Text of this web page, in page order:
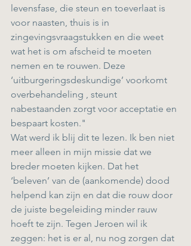
levensfase, die steun en toeverlaat is
voor naasten, thuis is in
zingevingsvraagstukken en die weet
wat het is om afscheid te moeten
nemen en te rouwen. Deze
‘uitburgeringsdeskundige’ voorkomt
overbehandeling , steunt
nabestaanden zorgt voor acceptatie en
bespaart kosten."
Wat werd ik blij dit te lezen. Ik ben niet
meer alleen in mijn missie dat we
breder moeten kijken. Dat het
‘beleven’ van de (aankomende) dood
helpend kan zijn en dat die rouw door
de juiste begeleiding minder rauw
hoeft te zijn. Tegen Jeroen wil ik
zeggen: het is er al, nu nog zorgen dat